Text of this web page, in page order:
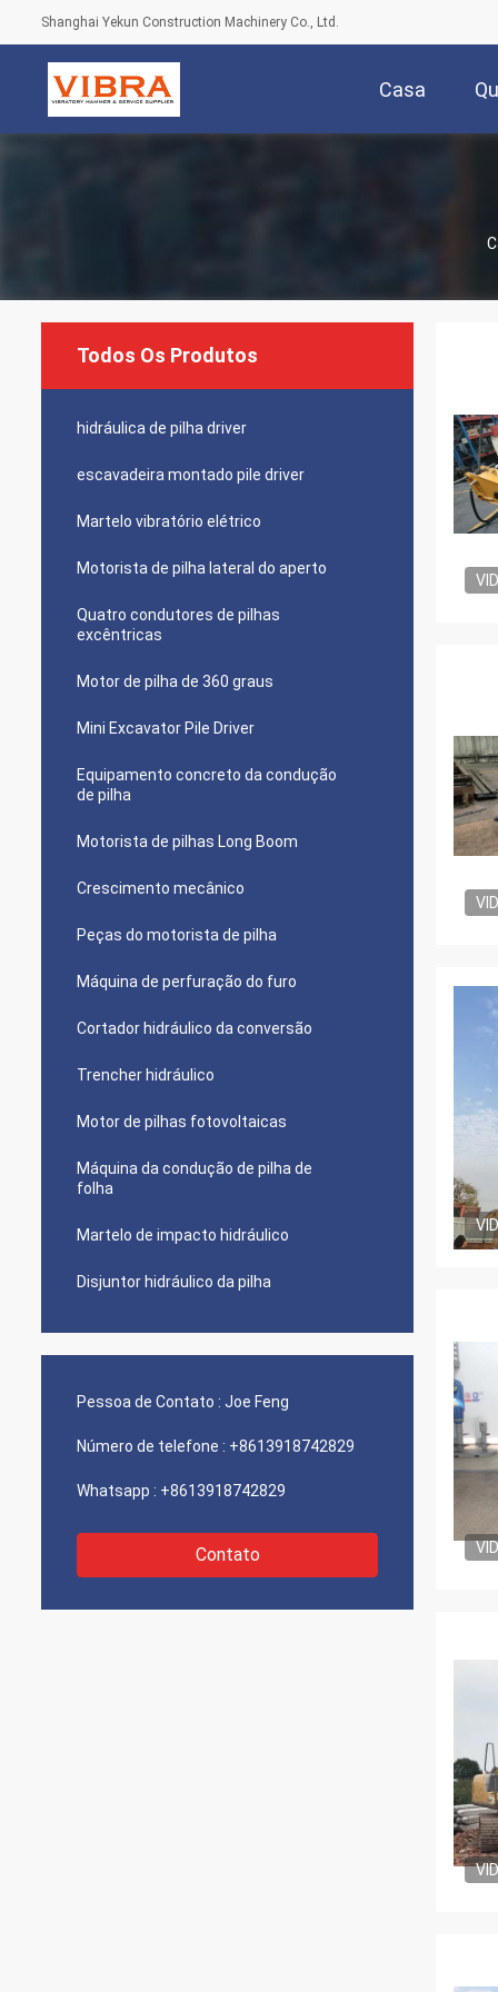
Shanghai Yekun Construction Machinery Co., Ltd.
Casa
Todos Os Produtos
hidráulica de pilha driver
escavadeira montado pile driver
Martelo vibratório elétrico
Motorista de pilha lateral do aperto
Quatro condutores de pilhas
excêntricas
Motor de pilha de 360 graus
Mini Excavator Pile Driver
Equipamento concreto da condução
de pilha
Motorista de pilhas Long Boom
Crescimento mecânico
Peças do motorista de pilha
Máquina de perfuração do furo
Cortador hidráulico da conversão
Trencher hidráulico
Motor de pilhas fotovoltaicas
Máquina da condução de pilha de
folha
Martelo de impacto hidráulico
Disjuntor hidráulico da pilha
Pessoa de Contato : Joe Feng
Número de telefone : +8613918742829
Whatsapp : +8613918742829
Contato